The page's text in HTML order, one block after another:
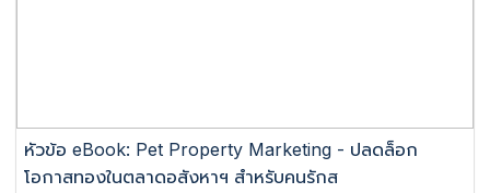
หัวข้อ eBook: Pet Property Marketing - ปลดล็อก
โอกาสทองในตลาดอสังหาฯ สำหรับคนรักส